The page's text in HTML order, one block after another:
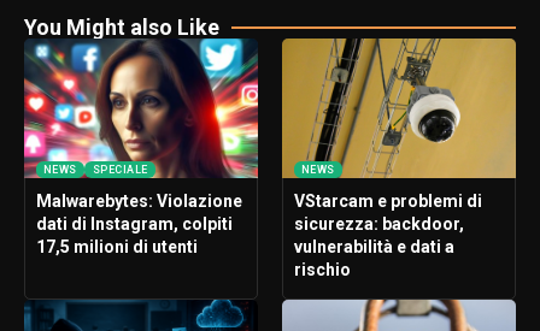
You Might also Like
NEWS SPECIALE
Malwarebytes: Violazione
dati di Instagram, colpiti
17,5 milioni di utenti
NEWS
VStarcam e problemi di
sicurezza: backdoor,
vulnerabilità e dati a
rischio